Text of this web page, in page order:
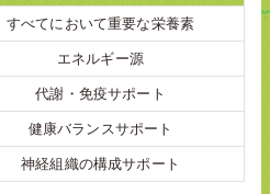
すべてにおいて重要な栄養素
エネルギー源
代謝・免疫サポート
健康バランスサポート
神経組織の構成サポート